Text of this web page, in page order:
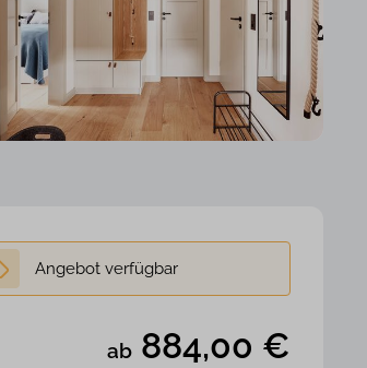
ab 884,00 €